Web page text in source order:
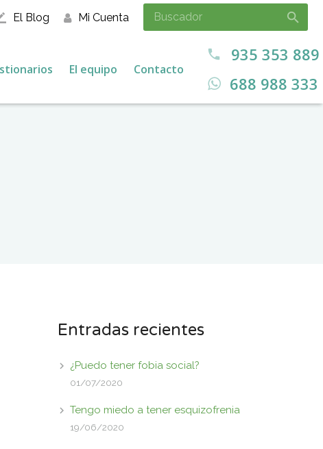
El Blog Mi Cuenta
El equipo Contacto
call
935 353 889
688 988 333
Entradas recientes
¿Puedo tener fobia social?
01/07/2020
Tengo miedo a tener esquizofrenia
19/06/2020